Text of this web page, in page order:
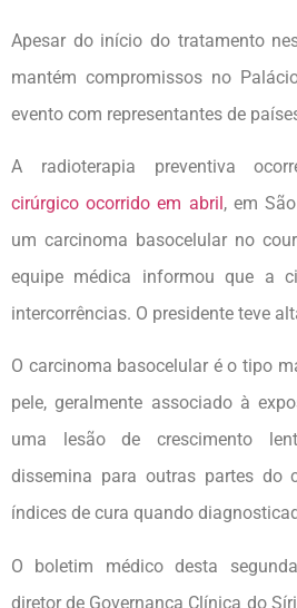
Apesar do início do tratamento
mantém compromissos no
evento com representantes de
A radioterapia preventiva
cirúrgico ocorrido em abril, em
um carcinoma basocelular no
equipe médica informou que a
intercorrências. O presidente teve
O carcinoma basocelular é o tipo
pele, geralmente associado à
uma lesão de crescimento
dissemina para outras partes do
índices de cura quando
O boletim médico desta
diretor de Governança Clínica do